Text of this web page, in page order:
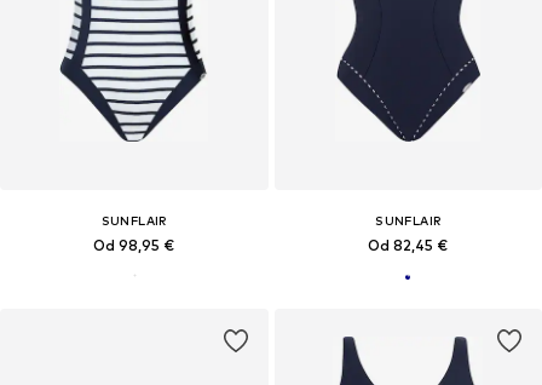
SUNFLAIR
Od 98,95 €
SUNFLAIR
Od 82,45 €